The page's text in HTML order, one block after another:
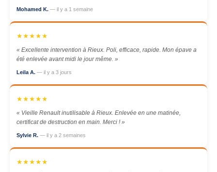
Mohamed K. — il y a 1 semaine
★★★★★
« Excellente intervention à Rieux. Poli, efficace, rapide. Mon épave a
été enlevée avant midi le jour même. »
Leila A. — il y a 3 jours
★★★★★
« Vieille Renault inutilisable à Rieux. Enlevée en une matinée,
certificat de destruction en main. Merci ! »
Sylvie R. — il y a 2 semaines
★★★★★